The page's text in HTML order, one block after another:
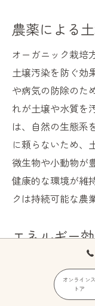
農薬による
オーガニック栽培
土壌汚染を防ぐ効
や病気の防除のた
れが土壌や水質を
は、自然の生態系
に頼らないため、
微生物や小動物が
健康的な環境が維
クは持続可能な農
エネルギー
オーガニック栽
寄与します。化
らの製造過程で
オンラインス
トア